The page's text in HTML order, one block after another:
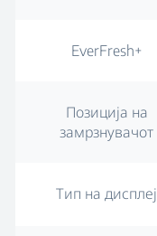
EverFresh+
Позиција на
замрзнувачот
Тип на дисплеј